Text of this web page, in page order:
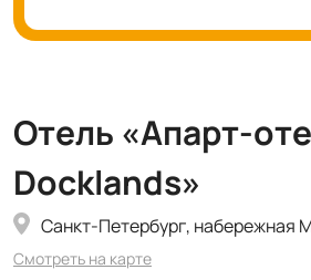
Отель «Апарт-
Docklands»
Санкт-Петербург, набережная
Смотреть на карте